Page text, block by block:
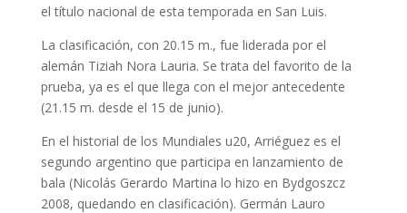
el título nacional de esta temporada en San Luis.
La clasificación, con 20.15 m., fue liderada por el
alemán Tiziah Nora Lauria. Se trata del favorito de la
prueba, ya es el que llega con el mejor antecedente
(21.15 m. desde el 15 de junio).
En el historial de los Mundiales u20, Arriéguez es el
segundo argentino que participa en lanzamiento de
bala (Nicolás Gerardo Martina lo hizo en Bydgoszcz
2008, quedando en clasificación). Germán Lauro